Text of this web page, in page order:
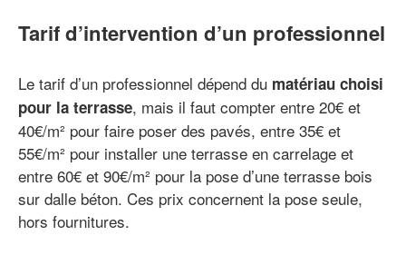
Tarif d’intervention d’un professionnel
Le tarif d’un professionnel dépend du matériau choisi
pour la terrasse, mais il faut compter entre 20€ et
40€/m² pour faire poser des pavés, entre 35€ et
55€/m² pour installer une terrasse en carrelage et
entre 60€ et 90€/m² pour la pose d’une terrasse bois
sur dalle béton. Ces prix concernent la pose seule,
hors fournitures.